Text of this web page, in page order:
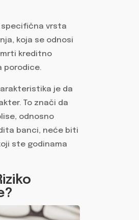
specifična vrsta
koja se odnosi
kreditno
porodice.
je da
To znači da
odnosno
banci, neće biti
ste godinama